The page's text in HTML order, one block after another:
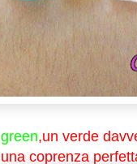
,un verde
coprenza